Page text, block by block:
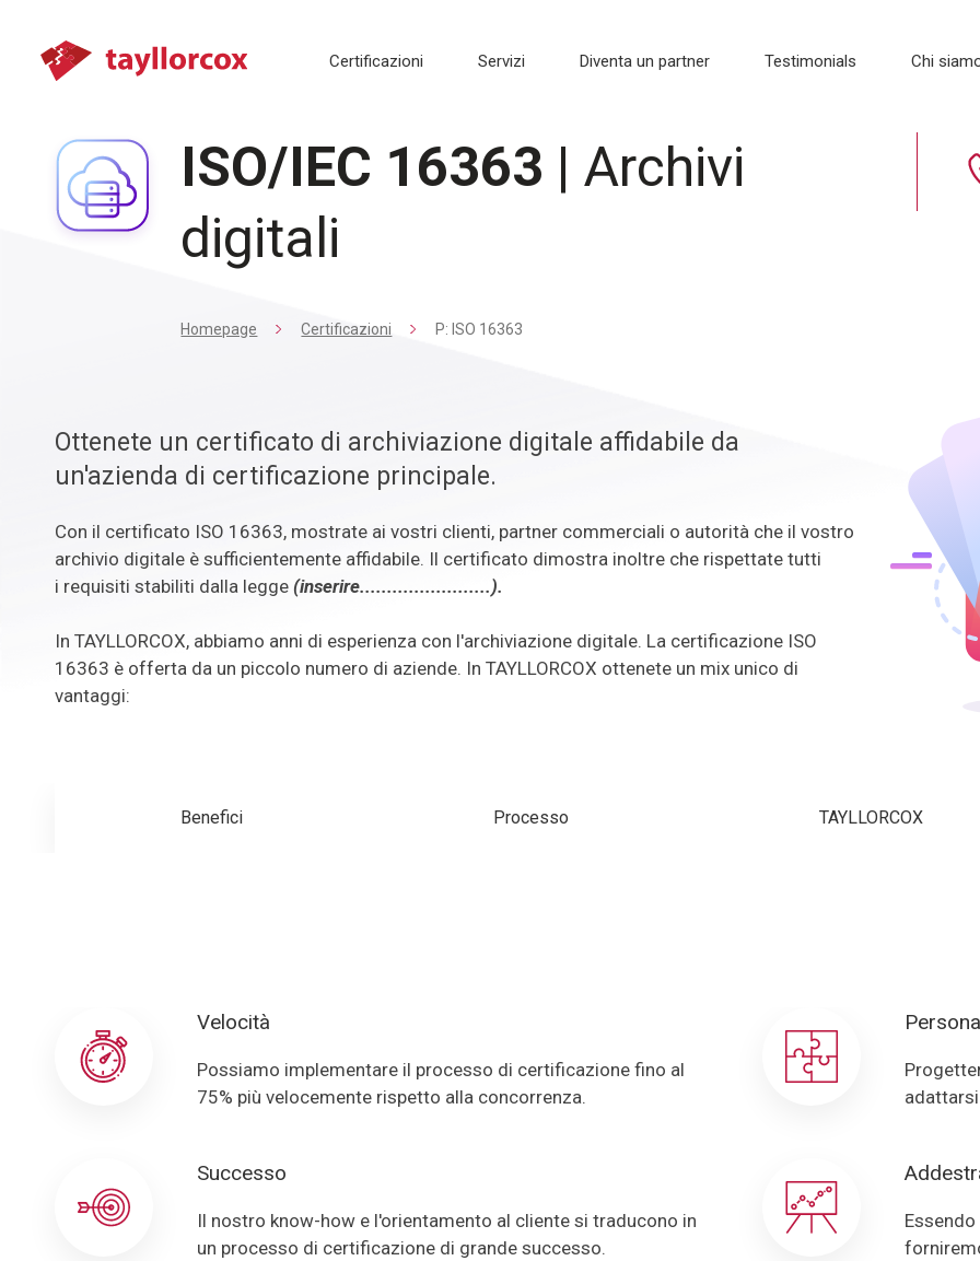
Certificazioni Servizi Diventa un partner Testimonials Chi
ISO/IEC 16363 | Archivi
digitali
Homepage Certificazioni P: ISO 16363
Ottenete un certificato di archiviazione digitale affidabile da
un'azienda di certificazione principale.
Con il certificato ISO 16363, mostrate ai vostri clienti, partner commerciali o autorità che il vostro
archivio digitale è sufficientemente affidabile. Il certificato dimostra inoltre che rispettate tutti
i requisiti stabiliti dalla legge(inserire........................).
In TAYLLORCOX, abbiamo anni di esperienza con l'archiviazione digitale. La certificazione ISO
16363 è offerta da un piccolo numero di aziende. In TAYLLORCOX ottenete un mix unico di
vantaggi:
Benefici Processo TAYLLORCOX
Velocità
Possiamo implementare il processo di certificazione fino al
75% più velocemente rispetto alla concorrenza.
Successo
Il nostro know-how e l'orientamento al cliente si traducono in
un processo di certificazione di grande successo.